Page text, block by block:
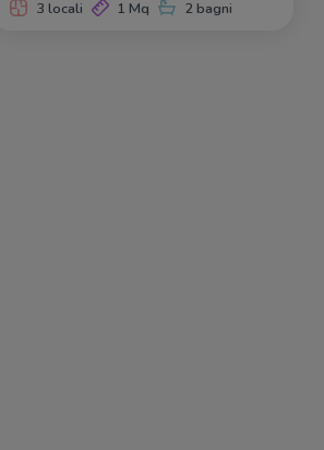
3 locali 1 Mq 2 bagni